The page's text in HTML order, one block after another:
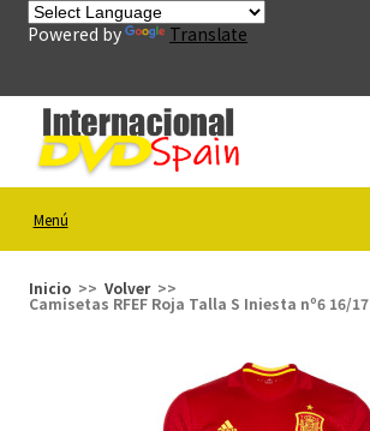
Powered by
Translate
Menú
Inicio Volver
Camisetas RFEF Roja Talla S Iniesta nº6 16/17